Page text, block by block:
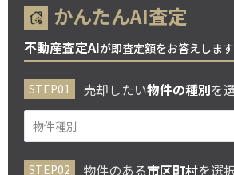
かんたんAI査定
不動産査定AIが即査定額をお答えします
売却したい物件の種別を
物件のある市区町村を選